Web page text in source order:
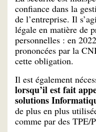
confiance dans la
de l’entreprise. Il
légale en matière de
personnelles : en
prononcées par la
cette obligation.
Il est également
lorsqu’il est fait
solutions
de plus en plus
comme par des TPE/